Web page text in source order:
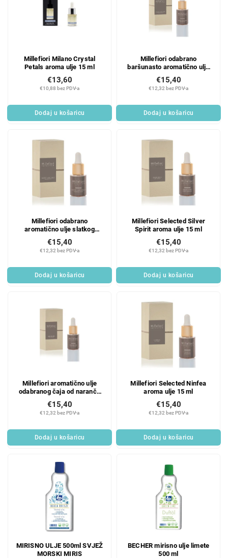
Millefiori Milano Crystal
Petals aroma ulje 15 ml
€10,88 bez PDV-a
€13,60
Dodaj u košaricu
Millefiori odabrano
baršunasto aromatično ulje
lavande 15 ml
€12,32 bez PDV-a
€15,40
Dodaj u košaricu
Millefiori odabrano
aromatično ulje slatkog
€12,32 bez PDV-a
€15,40
Dodaj u košaricu
Millefiori Selected Silver
Spirit aroma ulje 15 ml
€12,32 bez PDV-a
€15,40
Dodaj u košaricu
Millefiori aromatično ulje
odabranog čaja od naranče
€12,32 bez PDV-a
€15,40
Dodaj u košaricu
Millefiori Selected Ninfea
aroma ulje 15 ml
€12,32 bez PDV-a
€15,40
Dodaj u košaricu
MIRISNO ULJE 500ml SVJEŽ
MORSKI MIRIS
BECHER mirisno ulje limete
500 ml